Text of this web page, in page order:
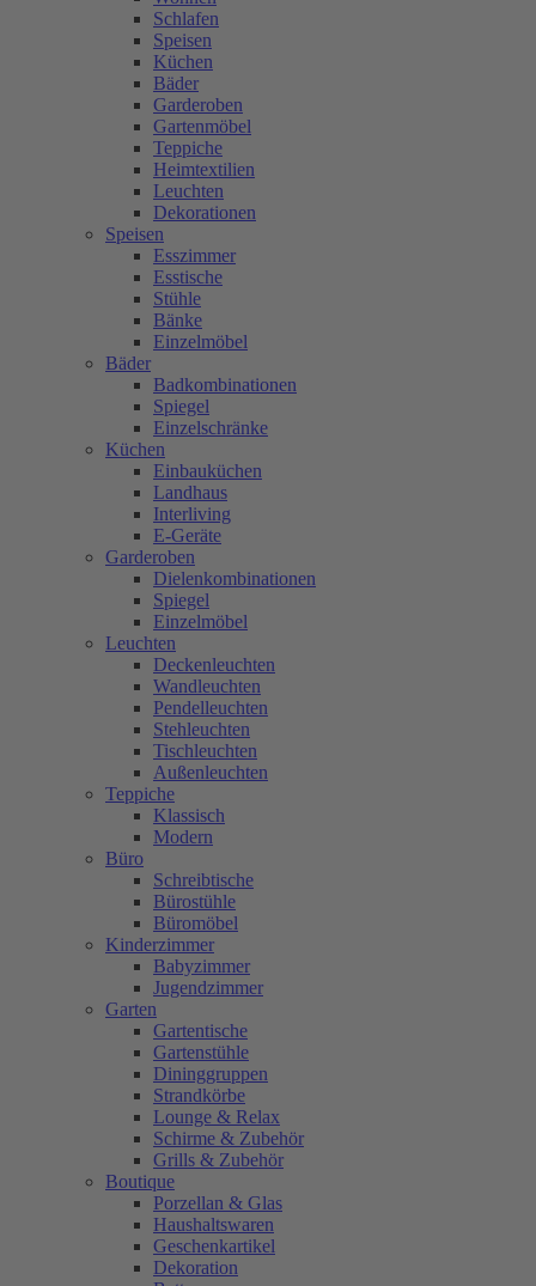
Schlafen
Speisen
Küchen
Bäder
Garderoben
Gartenmöbel
Teppiche
Heimtextilien
Leuchten
Dekorationen
Speisen
Esszimmer
Esstische
Stühle
Bänke
Einzelmöbel
Bäder
Badkombinationen
Spiegel
Einzelschränke
Küchen
Einbauküchen
Landhaus
Interliving
E-Geräte
Garderoben
Dielenkombinationen
Spiegel
Einzelmöbel
Leuchten
Deckenleuchten
Wandleuchten
Pendelleuchten
Stehleuchten
Tischleuchten
Außenleuchten
Teppiche
Klassisch
Modern
Büro
Schreibtische
Bürostühle
Büromöbel
Kinderzimmer
Babyzimmer
Jugendzimmer
Garten
Gartentische
Gartenstühle
Dininggruppen
Strandkörbe
Lounge & Relax
Schirme & Zubehör
Grills & Zubehör
Boutique
Porzellan & Glas
Haushaltswaren
Geschenkartikel
Dekoration